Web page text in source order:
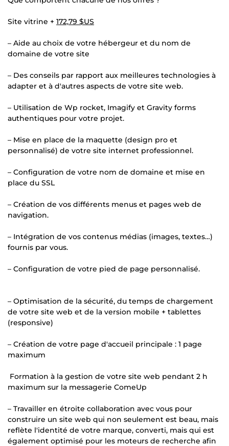
Site vitrine + 172,79 $US
– Aide au choix de votre hébergeur et du nom de
domaine de votre site
– Des conseils par rapport aux meilleures technologies à
adapter et à d'autres aspects de votre site web.
– Utilisation de Wp rocket, Imagify et Gravity forms
authentiques pour votre projet.
– Mise en place de la maquette (design pro et
personnalisé) de votre site internet professionnel.
– Configuration de votre nom de domaine et mise en
place du SSL
– Création de vos différents menus et pages web de
navigation.
– Intégration de vos contenus médias (images, textes…)
fournis par vous.
– Configuration de votre pied de page personnalisé.
– Optimisation de la sécurité, du temps de chargement
de votre site web et de la version mobile + tablettes
(responsive)
– Création de votre page d'accueil principale : 1 page
maximum
Formation à la gestion de votre site web pendant 2 h
maximum sur la messagerie ComeUp
– Travailler en étroite collaboration avec vous pour
construire un site web qui non seulement est beau, mais
reflète l'identité de votre marque, converti, mais qui est
également optimisé pour les moteurs de recherche afin